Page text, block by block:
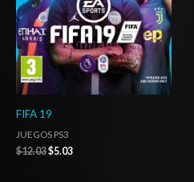
FIFA 19
JUEGOS PS3
$12.03$5.03